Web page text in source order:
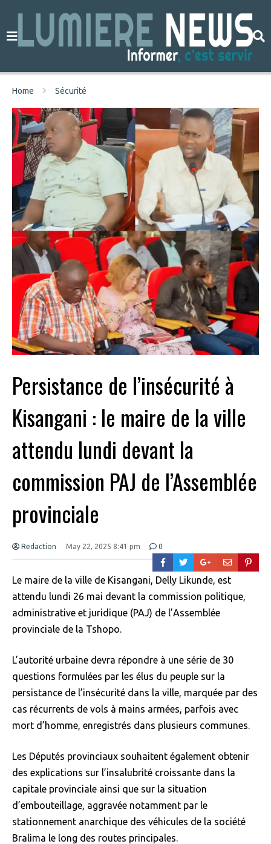
Home Sécurité
Persistance de l’insécurité à
Kisangani : le maire de la ville
attendu lundi devant la
commission PAJ de l’Assemblée
provinciale
Redaction May 22, 2025 8:41 pm 0
Le maire de la ville de Kisangani, Delly Likunde, est
attendu lundi 26 mai devant la commission politique,
administrative et juridique (PAJ) de l’Assemblée
provinciale de la Tshopo.
L’autorité urbaine devra répondre à une série de 30
questions formulées par les élus du peuple sur la
persistance de l’insécurité dans la ville, marquée par des
cas récurrents de vols à mains armées, parfois avec
mort d’homme, enregistrés dans plusieurs communes.
Les Députés provinciaux souhaitent également obtenir
des explications sur l’insalubrité croissante dans la
capitale provinciale ainsi que sur la situation
d’embouteillage, aggravée notamment par le
stationnement anarchique des véhicules de la société
Bralima le long des routes principales.